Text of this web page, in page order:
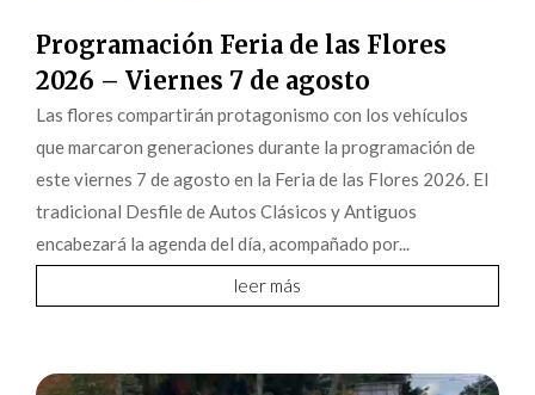
Programación Feria de las Flores
2026 – Viernes 7 de agosto
Las flores compartirán protagonismo con los vehículos
que marcaron generaciones durante la programación de
este viernes 7 de agosto en la Feria de las Flores 2026. El
tradicional Desfile de Autos Clásicos y Antiguos
encabezará la agenda del día, acompañado por...
leer más